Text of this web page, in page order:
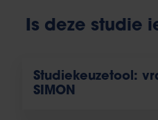
Is deze studie
Studiekeuzetool:
SIMON